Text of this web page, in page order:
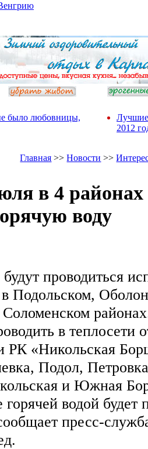
было любовницы,
Лучшие
2012
Главная >>Новости >>
в 4
воду
будут проводиться
в Подольском,
в теплосети
«Никольская
Подол,
и Южная
водой
пресс-